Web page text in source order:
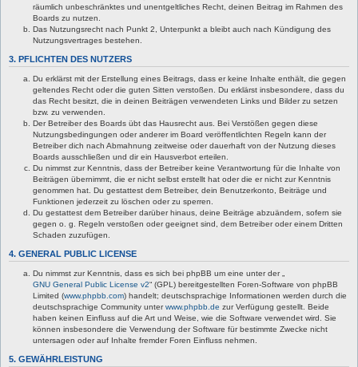
räumlich unbeschränktes und unentgeltliches Recht, deinen Beitrag im Rahmen des
Boards zu nutzen.
Das Nutzungsrecht nach Punkt 2, Unterpunkt a bleibt auch nach Kündigung des
Nutzungsvertrages bestehen.
3. PFLICHTEN DES NUTZERS
Du erklärst mit der Erstellung eines Beitrags, dass er keine Inhalte enthält, die gegen
geltendes Recht oder die guten Sitten verstoßen. Du erklärst insbesondere, dass du
das Recht besitzt, die in deinen Beiträgen verwendeten Links und Bilder zu setzen
bzw. zu verwenden.
Der Betreiber des Boards übt das Hausrecht aus. Bei Verstößen gegen diese
Nutzungsbedingungen oder anderer im Board veröffentlichten Regeln kann der
Betreiber dich nach Abmahnung zeitweise oder dauerhaft von der Nutzung dieses
Boards ausschließen und dir ein Hausverbot erteilen.
Du nimmst zur Kenntnis, dass der Betreiber keine Verantwortung für die Inhalte von
Beiträgen übernimmt, die er nicht selbst erstellt hat oder die er nicht zur Kenntnis
genommen hat. Du gestattest dem Betreiber, dein Benutzerkonto, Beiträge und
Funktionen jederzeit zu löschen oder zu sperren.
Du gestattest dem Betreiber darüber hinaus, deine Beiträge abzuändern, sofern sie
gegen o. g. Regeln verstoßen oder geeignet sind, dem Betreiber oder einem Dritten
Schaden zuzufügen.
4. GENERAL PUBLIC LICENSE
Du nimmst zur Kenntnis, dass es sich bei phpBB um eine unter der „
GNU General Public License v2“ (GPL) bereitgestellten Foren-Software von phpBB
Limited (www.phpbb.com) handelt; deutschsprachige Informationen werden durch die
deutschsprachige Community unterwww.phpbb.de zur Verfügung gestellt. Beide
haben keinen Einfluss auf die Art und Weise, wie die Software verwendet wird. Sie
können insbesondere die Verwendung der Software für bestimmte Zwecke nicht
untersagen oder auf Inhalte fremder Foren Einfluss nehmen.
5. GEWÄHRLEISTUNG